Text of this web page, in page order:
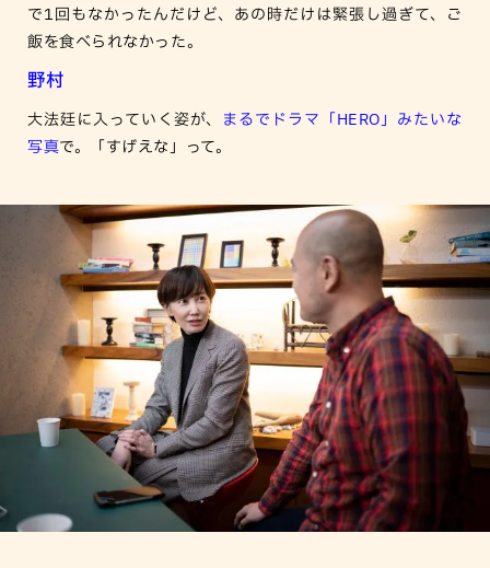
で1回もなかったんだけど、あの時だけは緊張し過ぎて、ご
飯を食べられなかった。
野村
大法廷に入っていく姿が、 まるでドラマ「HERO」みたいな
写真で。「すげえな」って。